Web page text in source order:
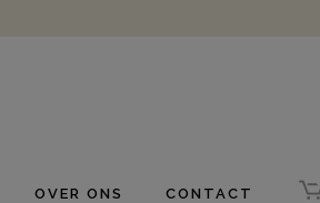
OVER ONS CONTACT